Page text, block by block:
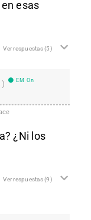
esas
Ver respuestas(5)
EM On
¿Ni los
Ver respuestas(9)